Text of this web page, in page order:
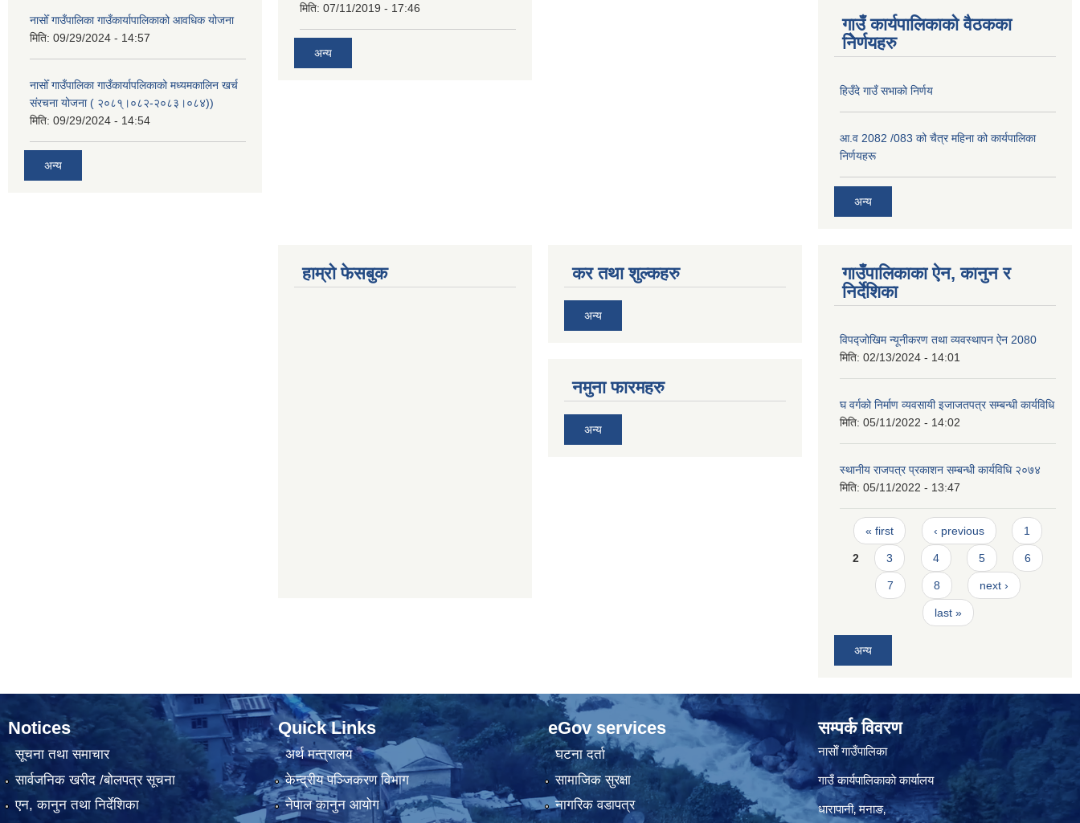
नासोँ गाउँपालिका गाउँकार्यापालिकाको आवधिक योजना
मिति: 09/29/2024 - 14:57
नासोँ गाउँपालिका गाउँकार्यापलिकाको मध्यमकालिन खर्च
संरचना योजना ( २०८१्।०८२-२०८३।०८४))
मिति: 09/29/2024 - 14:54
अन्य
मिति: 07/11/2019 - 17:46
अन्य
गाउँ कार्यपालिकाको वैठकका
निेर्णयहरु
हिउँदे गाउँ सभाको निर्णय
आ.व 2082 /083 को चैत्र महिना को कार्यपालिका
निर्णयहरू
अन्य
हाम्रो फेसबुक कर तथा शुल्कहरु
अन्य
नमुना फारमहरु
अन्य
गाउँपालिकाका ऐन, कानुन र
निर्देशिका
विपद्जोखिम न्यूनीकरण तथा व्यवस्थापन ऐन 2080
मिति: 02/13/2024 - 14:01
घ वर्गको निर्माण व्यवसायी इजाजतपत्र सम्बन्धी कार्यविधि
मिति: 05/11/2022 - 14:02
स्थानीय राजपत्र प्रकाशन सम्बन्धी कार्यविधि २०७४
मिति: 05/11/2022 - 13:47
Pages
« first ‹ previous 1
2 3 4 5 6
7 8 next ›
last »
अन्य
Notices
सूचना तथा समाचार
सार्वजनिक खरीद /बोलपत्र सूचना
एन, कानुन तथा निर्देशिका
Quick Links
अर्थ मन्त्रालय
केन्द्रीय पञ्जिकरण विभाग
नेपाल कानुन आयोग
eGov services
घटना दर्ता
सामाजिक सुरक्षा
नागरिक वडापत्र
सम्पर्क विवरण
नासाेँ गाउँपालिका
गाउँ कार्यपालिकाकाे कार्यालय
धारापानी‚ मनाङ‚